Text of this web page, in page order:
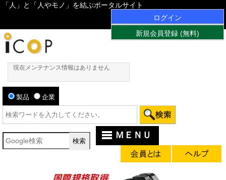
「人」と「人やモノ」を結ぶポータルサイト
ログイン
新規会員登録 (無料)
現在メンテナンス情報はありません
製品 企業
ＭＥＮＵ